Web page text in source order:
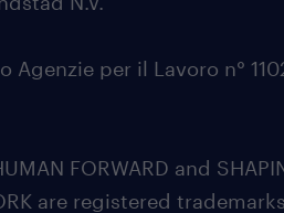
Agenzie per il Lavoro n°
FORWARD and
are registered